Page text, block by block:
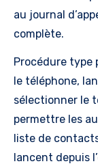
au journal
complète.
Procédure type
le téléphone,
sélectionner le
permettre les
liste de
lancent depuis